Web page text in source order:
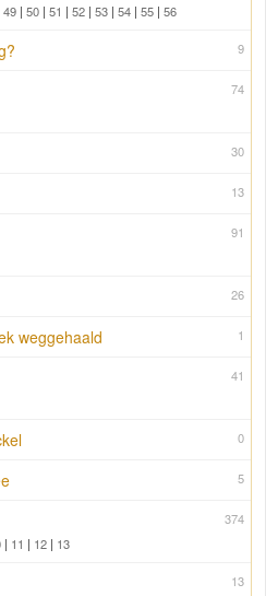
49 | 50 | 51 | 52 | 53 | 54 | 55 | 56
9
74
30
13
91
26
1
weggehaald
41
0
5
374
| 11 | 12 | 13
13